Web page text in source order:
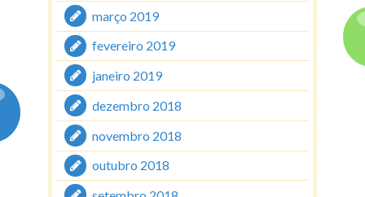
março 2019
fevereiro 2019
janeiro 2019
dezembro 2018
novembro 2018
outubro 2018